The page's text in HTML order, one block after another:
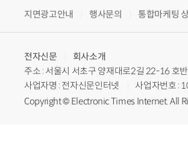
지면광고안내 행사문의 통합마케팅
전자신문
회사소개
주소 : 서울시 서초구 양재대로2길 22-16 호
사업자명 : 전자신문인터넷
사업자번호 :
Copyright © Electronic Times Internet. All